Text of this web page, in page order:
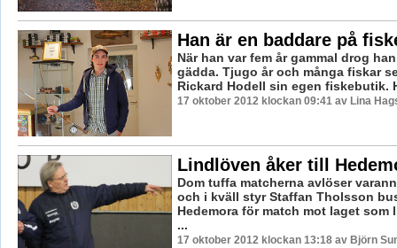
Han är en baddare på
När han var fem år gammal drog
gädda. Tjugo år och många fiskar
Rickard Hodell sin egen fiskebutik.
17 oktober 2012 klockan 09:41 av Lina
Lindlöven åker till
Dom tuffa matcherna avlöser
och i kväll styr Staffan Tholsson
Hedemora för match mot laget som
...
17 oktober 2012 klockan 13:18 av Björn